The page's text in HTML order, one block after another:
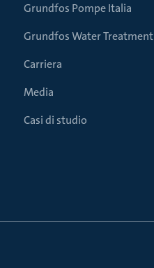
Grundfos Pompe Italia
Grundfos Water Treatment
Carriera
Media
Casi di studio